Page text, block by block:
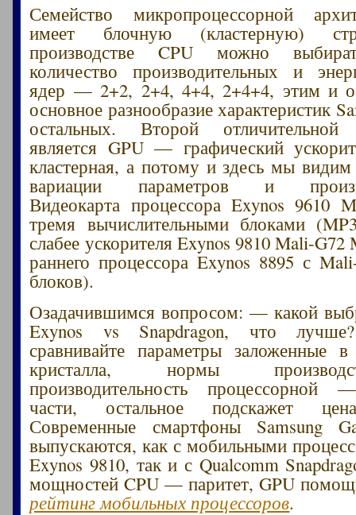
Семейство микропроцессорной
имеет блочную (кластерную)
производстве CPU можно
количество производительных и
ядер — 2+2, 2+4, 4+4, 2+4+4, этим и
основное разнообразие характеристик
остальных. Второй отличительной
является GPU — графический
кластерная, а потому и здесь мы видим
вариации параметров и
Видеокарта процессора Exynos 9610
тремя вычислительными блоками
слабее ускорителя Exynos 9810 Mali-G72
раннего процессора Exynos 8895 с
блоков).
Озадачившимся вопросом: — какой
Exynos vs Snapdragon, что
сравнивайте параметры
кристалла, нормы
производительность процессорной
части, остальное подскажет
Современные смартфоны Samsung
выпускаются, как с мобильными
Exynos 9810, так и с Qualcomm
мощностей CPU — паритет, GPU
рейтинг мобильных процессоров.